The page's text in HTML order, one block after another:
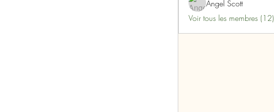
Angel Scott
Voir tous les membres (12)